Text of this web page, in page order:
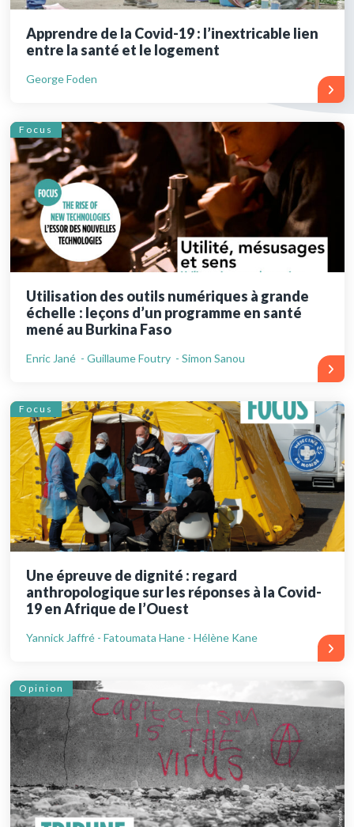
Apprendre de la Covid-19 : l’inextricable lien
entre la santé et le logement
George Foden
Focus
Utilisation des outils numériques à grande
échelle : leçons d’un programme en santé
mené au Burkina Faso
Enric Jané - Guillaume Foutry - Simon Sanou
Focus
Une épreuve de dignité : regard
anthropologique sur les réponses à la Covid-
19 en Afrique de l’Ouest
Yannick Jaffré - Fatoumata Hane - Hélène Kane
Opinion